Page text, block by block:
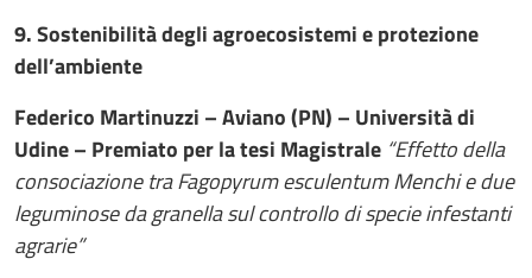
9. Sostenibilità degli agroecosistemi e protezione
dell’ambiente
Federico Martinuzzi – Aviano (PN) – Università di
Udine – Premiato per la tesi Magistrale “Effetto della
consociazione tra Fagopyrum esculentum Menchi e due
leguminose da granella sul controllo di specie infestanti
agrarie”